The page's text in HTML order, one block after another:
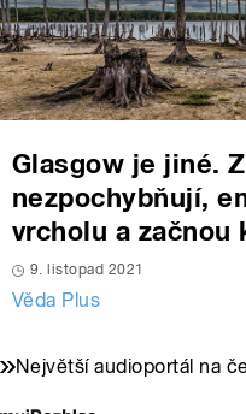
Glasgow je jiné.
nezpochybňují,
vrcholu a
9. listopad 2021
Věda Plus
Největší audioportál na